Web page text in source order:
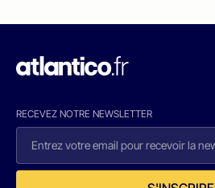
RECEVEZ NOTRE NEWSLETTER